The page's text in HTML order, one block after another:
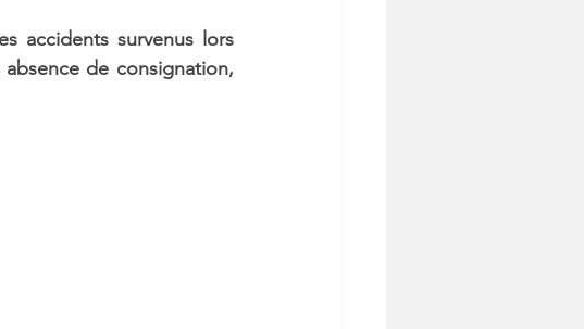
accidents survenus lors
de consignation,